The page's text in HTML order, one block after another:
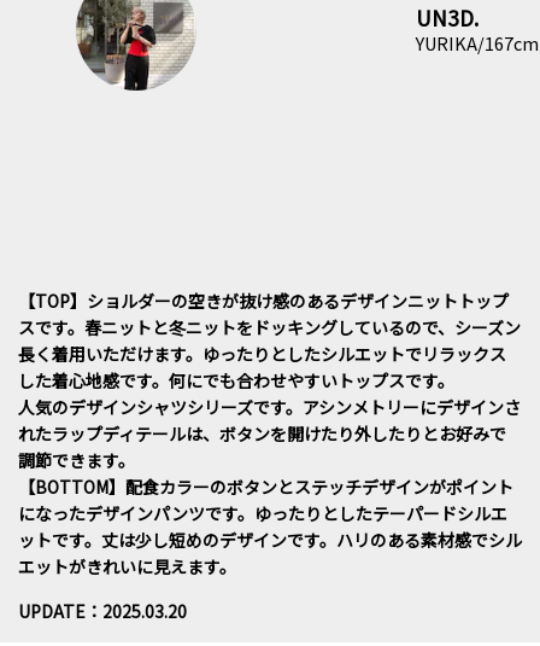
UN3D.
YURIKA/167cm
【TOP】ショルダーの空きが抜け感のあるデザインニットトップ
スです。春ニットと冬ニットをドッキングしているので、シーズン
長く着用いただけます。ゆったりとしたシルエットでリラックス
した着心地感です。何にでも合わせやすいトップスです。
人気のデザインシャツシリーズです。アシンメトリーにデザインさ
れたラップディテールは、ボタンを開けたり外したりとお好みで
調節できます。
【BOTTOM】配食カラーのボタンとステッチデザインがポイント
になったデザインパンツです。ゆったりとしたテーパードシルエ
ットです。丈は少し短めのデザインです。ハリのある素材感でシル
エットがきれいに見えます。
UPDATE：2025.03.20